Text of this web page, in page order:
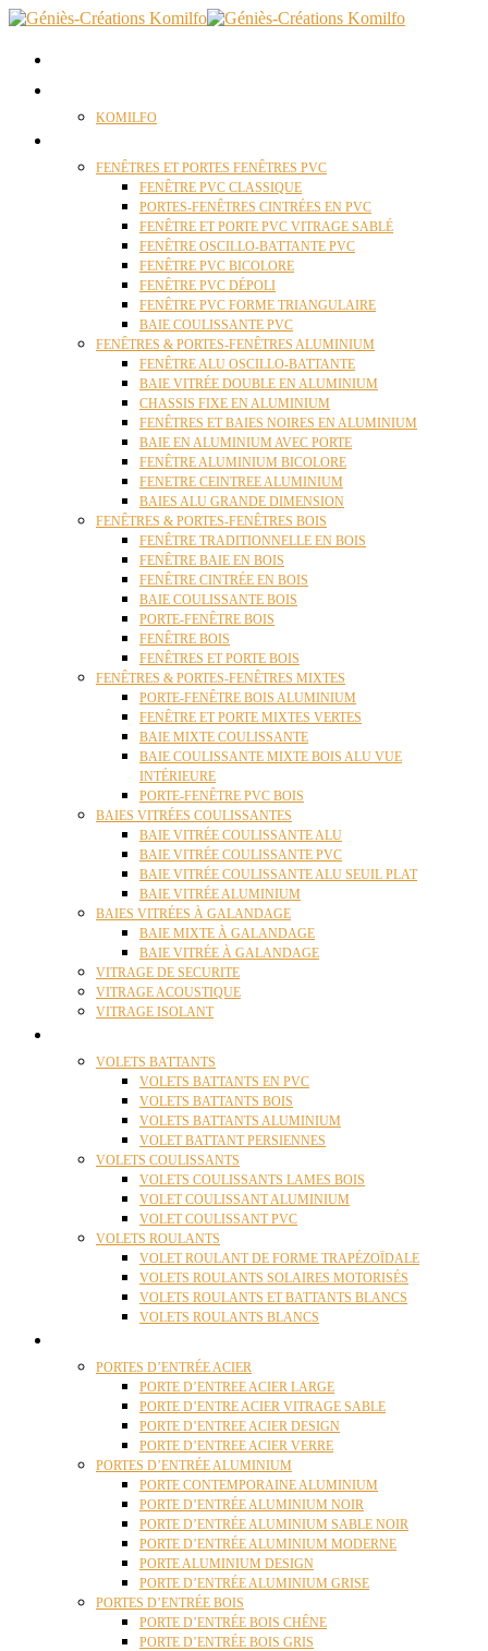
KOMILFO
FENÊTRES ET PORTES FENÊTRES PVC
FENÊTRE PVC CLASSIQUE
PORTES-FENÊTRES CINTRÉES EN PVC
FENÊTRE ET PORTE PVC VITRAGE SABLÉ
FENÊTRE OSCILLO-BATTANTE PVC
FENÊTRE PVC BICOLORE
FENÊTRE PVC DÉPOLI
FENÊTRE PVC FORME TRIANGULAIRE
BAIE COULISSANTE PVC
FENÊTRES & PORTES-FENÊTRES ALUMINIUM
FENÊTRE ALU OSCILLO-BATTANTE
BAIE VITRÉE DOUBLE EN ALUMINIUM
CHASSIS FIXE EN ALUMINIUM
FENÊTRES ET BAIES NOIRES EN ALUMINIUM
BAIE EN ALUMINIUM AVEC PORTE
FENÊTRE ALUMINIUM BICOLORE
FENETRE CEINTREE ALUMINIUM
BAIES ALU GRANDE DIMENSION
FENÊTRES & PORTES-FENÊTRES BOIS
FENÊTRE TRADITIONNELLE EN BOIS
FENÊTRE BAIE EN BOIS
FENÊTRE CINTRÉE EN BOIS
BAIE COULISSANTE BOIS
PORTE-FENÊTRE BOIS
FENÊTRE BOIS
FENÊTRES ET PORTE BOIS
FENÊTRES & PORTES-FENÊTRES MIXTES
PORTE-FENÊTRE BOIS ALUMINIUM
FENÊTRE ET PORTE MIXTES VERTES
BAIE MIXTE COULISSANTE
BAIE COULISSANTE MIXTE BOIS ALU VUE
INTÉRIEURE
PORTE-FENÊTRE PVC BOIS
BAIES VITRÉES COULISSANTES
BAIE VITRÉE COULISSANTE ALU
BAIE VITRÉE COULISSANTE PVC
BAIE VITRÉE COULISSANTE ALU SEUIL PLAT
BAIE VITRÉE ALUMINIUM
BAIES VITRÉES À GALANDAGE
BAIE MIXTE À GALANDAGE
BAIE VITRÉE À GALANDAGE
VITRAGE DE SECURITE
VITRAGE ACOUSTIQUE
VITRAGE ISOLANT
VOLETS BATTANTS
VOLETS BATTANTS EN PVC
VOLETS BATTANTS BOIS
VOLETS BATTANTS ALUMINIUM
VOLET BATTANT PERSIENNES
VOLETS COULISSANTS
VOLETS COULISSANTS LAMES BOIS
VOLET COULISSANT ALUMINIUM
VOLET COULISSANT PVC
VOLETS ROULANTS
VOLET ROULANT DE FORME TRAPÉZOÏDALE
VOLETS ROULANTS SOLAIRES MOTORISÉS
VOLETS ROULANTS ET BATTANTS BLANCS
VOLETS ROULANTS BLANCS
PORTES D’ENTRÉE ACIER
PORTE D’ENTREE ACIER LARGE
PORTE D’ENTRE ACIER VITRAGE SABLE
PORTE D’ENTREE ACIER DESIGN
PORTE D’ENTREE ACIER VERRE
PORTES D’ENTRÉE ALUMINIUM
PORTE CONTEMPORAINE ALUMINIUM
PORTE D’ENTRÉE ALUMINIUM NOIR
PORTE D’ENTRÉE ALUMINIUM SABLE NOIR
PORTE D’ENTRÉE ALUMINIUM MODERNE
PORTE ALUMINIUM DESIGN
PORTE D’ENTRÉE ALUMINIUM GRISE
PORTES D’ENTRÉE BOIS
PORTE D’ENTRÉE BOIS CHÊNE
PORTE D’ENTRÉE BOIS GRIS